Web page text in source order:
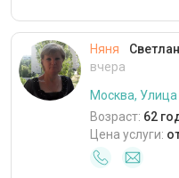
Няня
вчера
Москва,
Возраст: 62
Цена услуги: